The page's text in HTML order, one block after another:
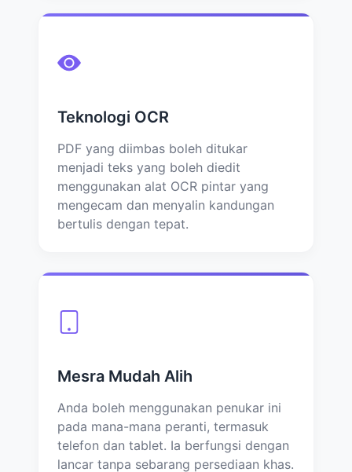
Teknologi OCR
PDF yang diimbas boleh ditukar
menjadi teks yang boleh diedit
menggunakan alat OCR pintar yang
mengecam dan menyalin kandungan
bertulis dengan tepat.
Mesra Mudah Alih
Anda boleh menggunakan penukar ini
pada mana-mana peranti, termasuk
telefon dan tablet. Ia berfungsi dengan
lancar tanpa sebarang persediaan khas.